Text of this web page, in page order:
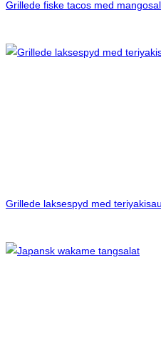
Grillede fiske tacos med
Grillede laksespyd med